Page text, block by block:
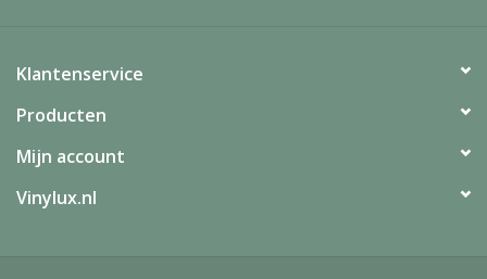
Klantenservice
Producten
Mijn account
Vinylux.nl